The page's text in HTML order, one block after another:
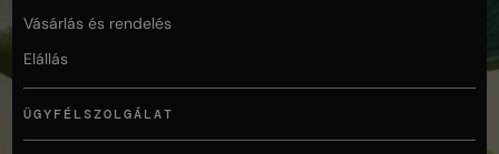
Vásárlás és rendelés
Elállás
ÜGYFÉLSZOLGÁLAT